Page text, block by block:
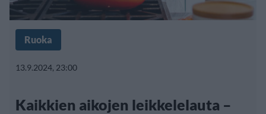
Ruoka
13.9.2024, 23:00
Kaikkien aikojen leikkelelauta –